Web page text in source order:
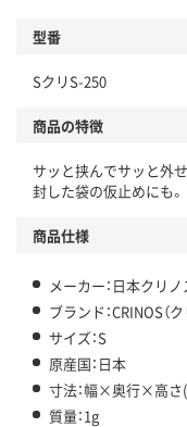
型番
SクリS-250
商品の特徴
サッと挟んでサッと外
封した袋の仮止めにも。
商品仕様
メーカー：日本クリノ
ブランド：CRINOS（ク
サイズ：S
原産国：日本
寸法：幅×奥行×高
質量：1g